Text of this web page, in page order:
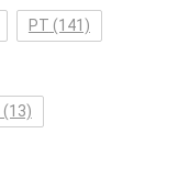
PT (141)
(13)